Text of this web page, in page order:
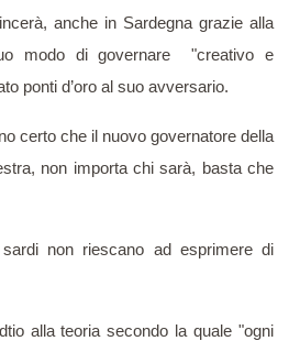
anche in Sardegna grazie alla
modo di governare
"creativo e
ponti d’oro al suo avversario.
certo che il nuovo governatore della
non importa chi sarà, basta che
non riescano ad esprimere di
alla teoria secondo la quale "ogni